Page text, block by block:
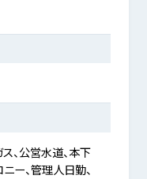
、公営水道、本下
ー、管理人日勤、